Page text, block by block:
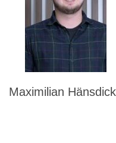
Maximilian